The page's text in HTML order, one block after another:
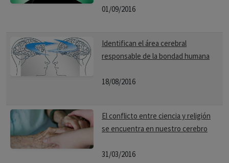
01/09/2016
Identifican el área cerebral
responsable de la bondad humana
18/08/2016
El conflicto entre ciencia y religión
se encuentra en nuestro cerebro
31/03/2016